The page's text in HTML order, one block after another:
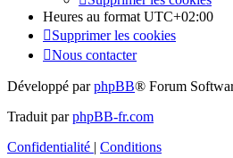
Heures au format UTC+02:00
Supprimer les cookies
Nous contacter
Développé parphpBB® Forum
Traduit parphpBB-fr.com
Confidentialité | Conditions